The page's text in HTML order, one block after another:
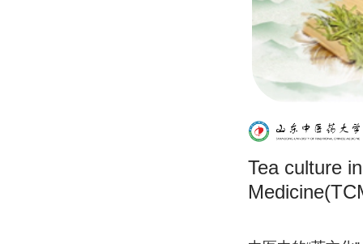
Tea culture